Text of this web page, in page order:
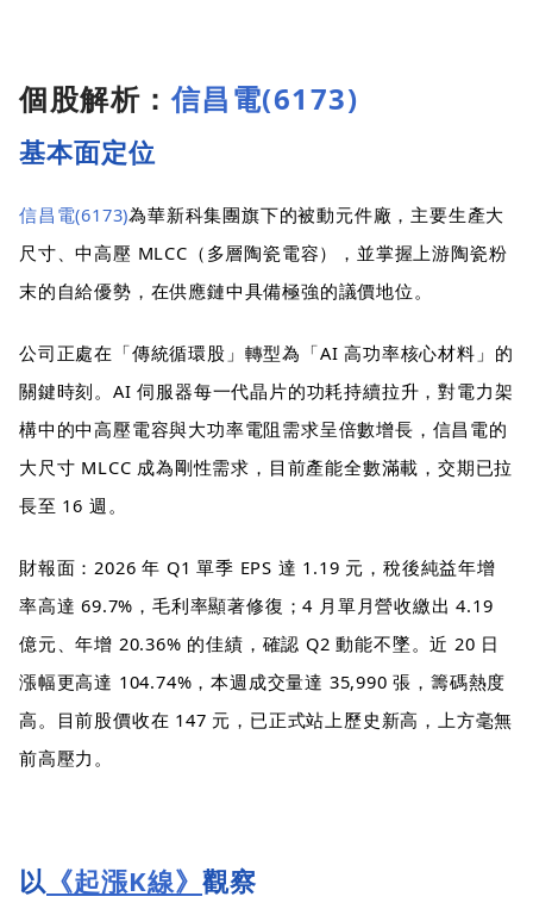
個股解析：信昌電(6173)
基本面定位
信昌電(6173)為華新科集團旗下的被動元件廠，主要生產大
尺寸、中高壓 MLCC（多層陶瓷電容），並掌握上游陶瓷粉
末的自給優勢，在供應鏈中具備極強的議價地位。
公司正處在「傳統循環股」轉型為「AI 高功率核心材料」的
關鍵時刻。AI 伺服器每一代晶片的功耗持續拉升，對電力架
構中的中高壓電容與大功率電阻需求呈倍數增長，信昌電的
大尺寸 MLCC 成為剛性需求，目前產能全數滿載，交期已拉
長至 16 週。
財報面：2026 年 Q1 單季 EPS 達 1.19 元，稅後純益年增
率高達 69.7%，毛利率顯著修復；4 月單月營收繳出 4.19
億元、年增 20.36% 的佳績，確認 Q2 動能不墜。近 20 日
漲幅更高達 104.74%，本週成交量達 35,990 張，籌碼熱度
高。目前股價收在 147 元，已正式站上歷史新高，上方毫無
前高壓力。
以 《起漲K線》 觀察